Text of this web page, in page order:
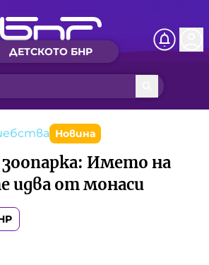
ДЕТСКОТО БНР
детски език
Новина
зоопарка: Името на
идва от монаси